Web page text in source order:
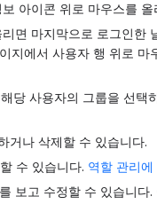
아이콘 위로 마우스를 올
면 마지막으로 로그인한
지에서 사용자 행 위로 마
당 사용자의 그룹을 선택
거나 삭제할 수 있습니다.
수 있습니다. 역할 관리
보고 수정할 수 있습니다